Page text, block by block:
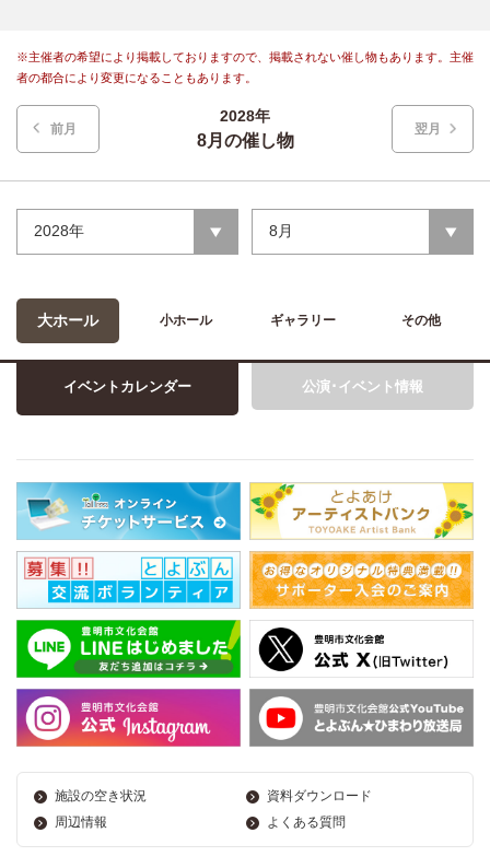
※主催者の希望により掲載しておりますので、掲載されない催し物もあります。主催
者の都合により変更になることもあります。
翌月
前月
2028年
8月の催し物
2028年 8月
大ホール 小ホール ギャラリー その他
イベントカレンダー 公演･イベント情報
施設の空き状況
資料ダウンロード
周辺情報
よくある質問